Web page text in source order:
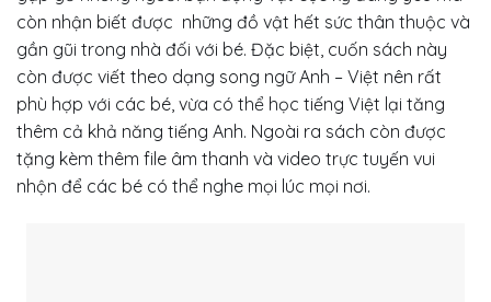
còn nhận biết được những đồ vật hết sức thân thuộc và
gần gũi trong nhà đối với bé. Đặc biệt, cuốn sách này
còn được viết theo dạng song ngữ Anh – Việt nên rất
phù hợp với các bé, vừa có thể học tiếng Việt lại tăng
thêm cả khả năng tiếng Anh. Ngoài ra sách còn được
tặng kèm thêm file âm thanh và video trực tuyến vui
nhộn để các bé có thể nghe mọi lúc mọi nơi.